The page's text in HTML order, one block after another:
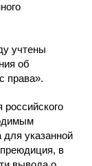
учтены
об
права».
для указанной
в